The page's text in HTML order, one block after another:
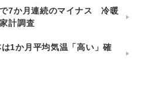
7か月連続のマイナス 冷暖
計調査
1か月平均気温「高い」確